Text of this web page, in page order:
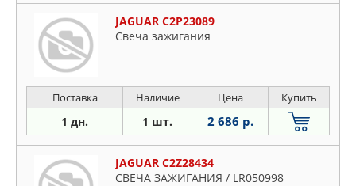
JAGUAR C2P23089
Свеча зажигания
Поставка Наличие Цена Купить
1 дн. 1 шт. 2 686 р.
JAGUAR C2Z28434
СВЕЧА ЗАЖИГАНИЯ / LR050998